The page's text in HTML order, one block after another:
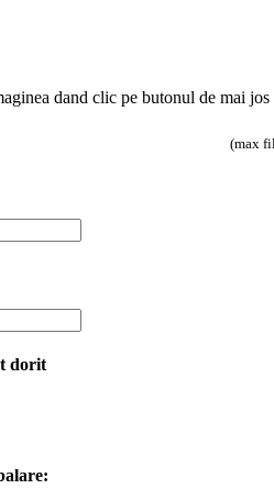
dand clic pe butonul de mai jos
(max
dorit